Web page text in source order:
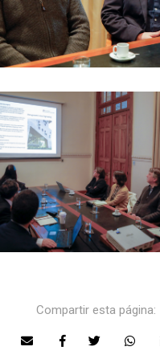
Compartir esta página: